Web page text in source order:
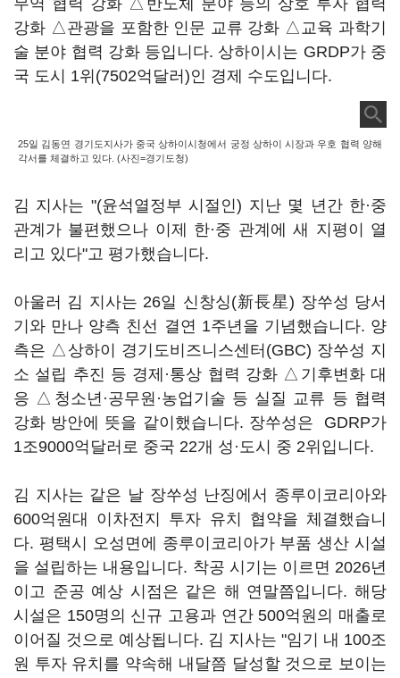
무역 협력 강화 △반도체 분야 등의 상호 투자 협력
강화 △관광을 포함한 인문 교류 강화 △교육 과학기
술 분야 협력 강화 등입니다. 상하이시는 GRDP가 중
국 도시 1위(7502억달러)인 경제 수도입니다.
25일 김동연 경기도지사가 중국 상하이시청에서 궁정 상하이 시장과 우호 협력 양해
각서를 체결하고 있다. (사진=경기도청)
김 지사는 "(윤석열정부 시절인) 지난 몇 년간 한·중
관계가 불편했으나 이제 한·중 관계에 새 지평이 열
리고 있다"고 평가했습니다.
아울러 김 지사는 26일 신창싱(新長星) 장쑤성 당서
기와 만나 양측 친선 결연 1주년을 기념했습니다. 양
측은 △상하이 경기도비즈니스센터(GBC) 장쑤성 지
소 설립 추진 등 경제·통상 협력 강화 △기후변화 대
응 △청소년·공무원·농업기술 등 실질 교류 등 협력
강화 방안에 뜻을 같이했습니다. 장쑤성은 GDRP가
1조9000억달러로 중국 22개 성·도시 중 2위입니다.
김 지사는 같은 날 장쑤성 난징에서 종루이코리아와
600억원대 이차전지 투자 유치 협약을 체결했습니
다. 평택시 오성면에 종루이코리아가 부품 생산 시설
을 설립하는 내용입니다. 착공 시기는 이르면 2026년
이고 준공 예상 시점은 같은 해 연말쯤입니다. 해당
시설은 150명의 신규 고용과 연간 500억원의 매출로
이어질 것으로 예상됩니다. 김 지사는 "임기 내 100조
원 투자 유치를 약속해 내달쯤 달성할 것으로 보이는